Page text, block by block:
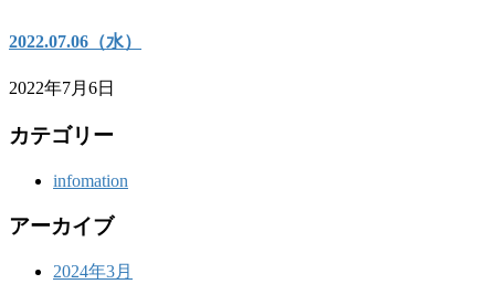
2022.07.06（水）
2022年7月6日
カテゴリー
infomation
アーカイブ
2024年3月